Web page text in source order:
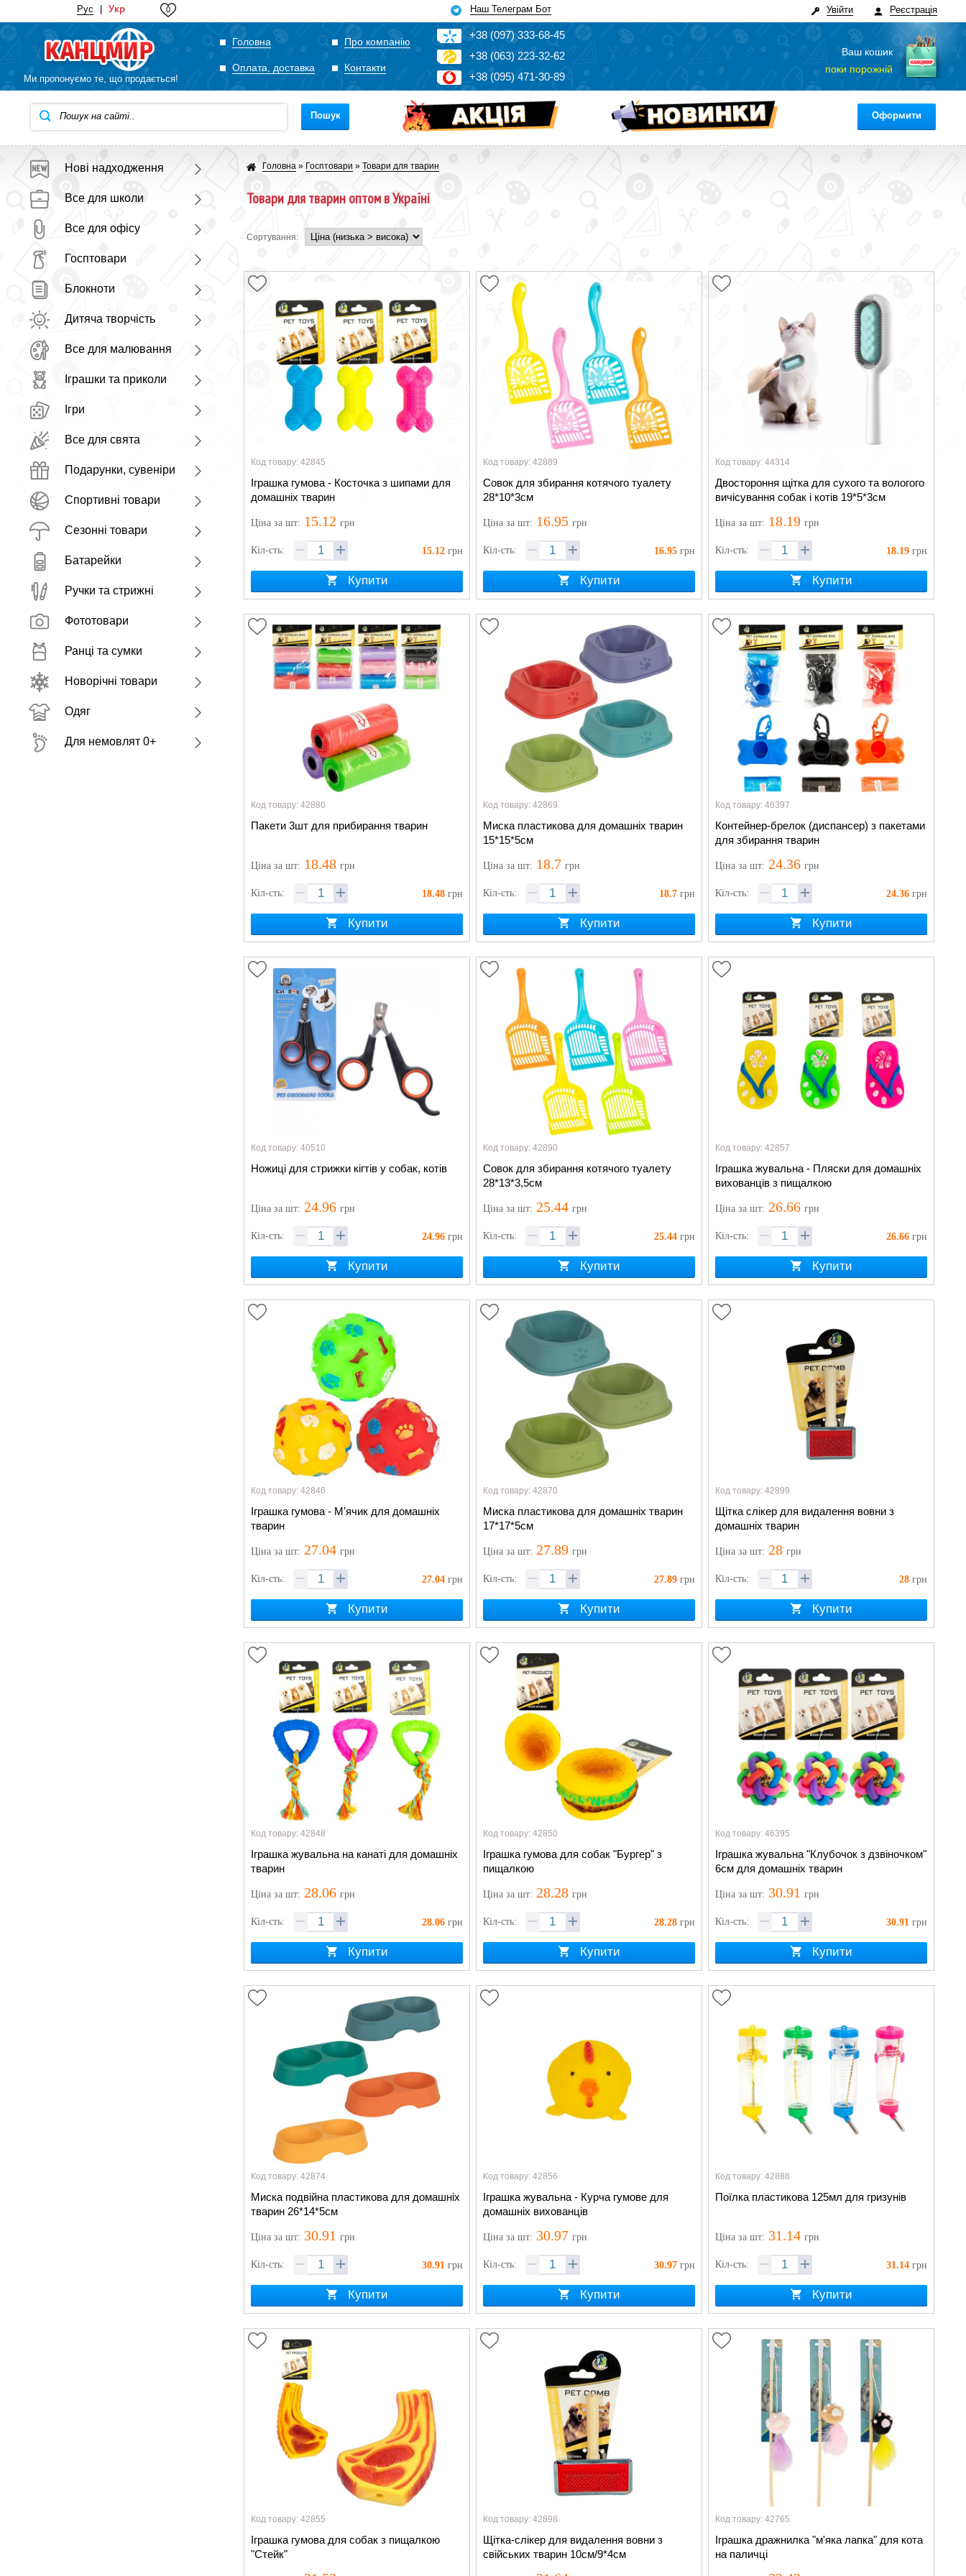
Рус Укр 0 Наш Телеграм Бот Реєстрація
Увійти
Ми пропонуємо те, що продається!
Головна Про компанію
Оплата, доставка Контакти
+38 (097)333-68-45
+38 (063) 223-32-62
+38 (095) 471-30-89
Ваш кошик
поки порожній
Пошук Оформити
Нові надходження
Все для школи
Все для офісу
Госптовари
Блокноти
Дитяча творчість
Все для малювання
Іграшки та приколи
Ігри
Все для свята
Подарунки, сувеніри
Спортивні товари
Сезонні товари
Батарейки
Ручки та стрижні
Фототовари
Ранці та сумки
Новорічні товари
Одяг
Для немовлят 0+
Головна » Госптовари » Товари для тварин
Товари для тварин оптом в Україні
Сортування:
Код товару: 42845
Іграшка гумова - Косточка з шипами для
домашніх тварин
Ціна за шт: 15.12 грн
Кіл-сть: 15.12 грн
Купити
Код товару: 42889
Совок для збирання котячого туалету
28*10*3см
Ціназа шт: 16.95 грн
Кіл-сть: 16.95 грн
Купити
Код товару: 44314
Двостороння щітка для сухого та вологого
вичісування собак і котів 19*5*3см
Ціназа шт: 18.19 грн
Кіл-сть: 18.19 грн
Купити
Код товару: 42880
Пакети 3шт для прибирання тварин
Ціна за шт: 18.48 грн
Кіл-сть: 18.48 грн
Купити
Код товару: 42869
Миска пластикова для домашніх тварин
15*15*5см
Ціназа шт: 18.7 грн
Кіл-сть: 18.7 грн
Купити
Код товару: 46397
Контейнер-брелок (диспансер) з пакетами
для збирання тварин
Ціназа шт: 24.36 грн
Кіл-сть: 24.36 грн
Купити
Код товару: 40510
Ножиці для стрижки кігтів у собак, котів
Ціна за шт: 24.96 грн
Кіл-сть: 24.96 грн
Купити
Код товару: 42890
Совок для збирання котячого туалету
28*13*3,5см
Ціназа шт: 25.44 грн
Кіл-сть: 25.44 грн
Купити
Код товару: 42857
Іграшка жувальна - Пляски для домашніх
вихованців з пищалкою
Ціназа шт: 26.66 грн
Кіл-сть: 26.66 грн
Купити
Код товару: 42846
Іграшка гумова - М'ячик для домашніх
тварин
Ціна за шт: 27.04 грн
Кіл-сть: 27.04 грн
Купити
Код товару: 42870
Миска пластикова для домашніх тварин
17*17*5см
Ціназа шт: 27.89 грн
Кіл-сть: 27.89 грн
Купити
Код товару: 42899
Щітка слікер для видалення вовни з
домашніх тварин
Ціназа шт: 28 грн
Кіл-сть: 28 грн
Купити
Код товару: 42848
Іграшка жувальна на канаті для домашніх
тварин
Ціна за шт: 28.06 грн
Кіл-сть: 28.06 грн
Купити
Код товару: 42850
Іграшка гумова для собак "Бургер" з
пищалкою
Ціназа шт: 28.28 грн
Кіл-сть: 28.28 грн
Купити
Код товару: 46395
Іграшка жувальна "Клубочок з дзвіночком"
6см для домашніх тварин
Ціназа шт: 30.91 грн
Кіл-сть: 30.91 грн
Купити
Код товару: 42874
Миска подвійна пластикова для домашніх
тварин 26*14*5см
Ціна за шт: 30.91 грн
Кіл-сть: 30.91 грн
Купити
Код товару: 42856
Іграшка жувальна - Курча гумове для
домашніх вихованців
Ціназа шт: 30.97 грн
Кіл-сть: 30.97 грн
Купити
Код товару: 42888
Поїлка пластикова 125мл для гризунів
Ціназа шт: 31.14 грн
Кіл-сть: 31.14 грн
Купити
Код товару: 42855
Іграшка гумова для собак з пищалкою
"Стейк"
Код товару: 42898
Щітка-слікер для видалення вовни з
свійських тварин 10см/9*4см
Код товару: 42765
Іграшка дражнилка "м'яка лапка" для кота
на паличці